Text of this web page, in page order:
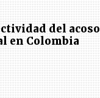
del acoso
en Colombia